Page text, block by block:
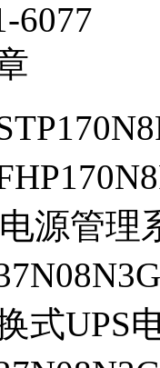
6077
源管理
式UPS